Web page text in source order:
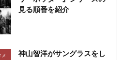
見る順番を紹介
メ
神山智洋がサングラスをし